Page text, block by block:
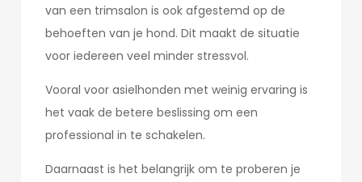
van een trimsalon is ook afgestemd op de
behoeften van je hond. Dit maakt de situatie
voor iedereen veel minder stressvol.
Vooral voor asielhonden met weinig ervaring is
het vaak de betere beslissing om een
professional in te schakelen.
Daarnaast is het belangrijk om te proberen je